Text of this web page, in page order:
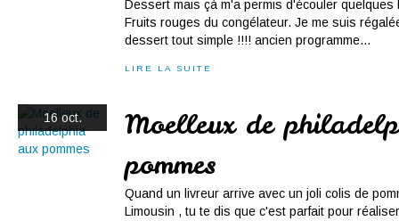
Dessert mais çà m'a permis d'écouler
Fruits rouges du congélateur. Je me suis
dessert tout simple !!!! ancien programme...
LIRE LA SUITE
16 oct.
Moelleux de
pommes
Quand un livreur arrive avec un joli colis de
Limousin , tu te dis que c'est parfait pour